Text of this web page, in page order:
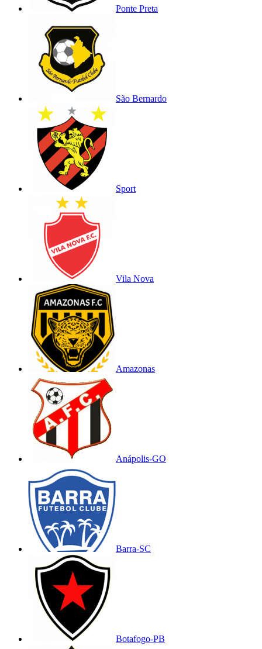
Ponte Preta
São Bernardo
Sport
Vila Nova
Amazonas
Anápolis-GO
Barra-SC
Botafogo-PB